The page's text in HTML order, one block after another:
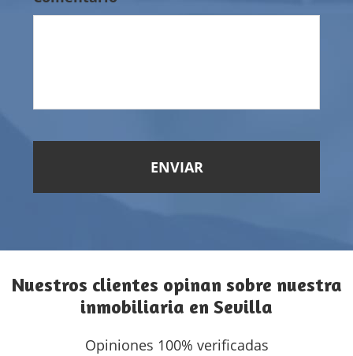
Nuestros clientes opinan sobre nuestra
inmobiliaria en Sevilla
Opiniones 100% verificadas